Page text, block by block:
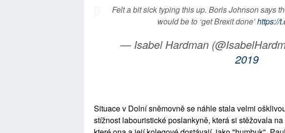
Felt a bit sick typing this up. Boris Johnson says
would be to ‘get Brexit done’https://
— Isabel Hardman
2019
Situace v Dolní sněmovně se náhle stala velmi
stížnost labouristické poslankyně, která si stěžovala